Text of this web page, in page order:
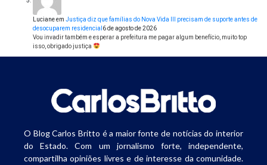
Lucianeem Justiça diz que famílias do Nova Vida III precisam de suporte antes de
desocuparem residencial 6 de agosto de 2026
Vou invadir também e esperar a prefeitura me pagar algum benefício, muito top
isso, obrigado justiça
O Blog Carlos Britto é a maior fonte de notícias do interior
do Estado. Com um jornalismo forte, independente,
compartilha opiniões livres e de interesse da comunidade.